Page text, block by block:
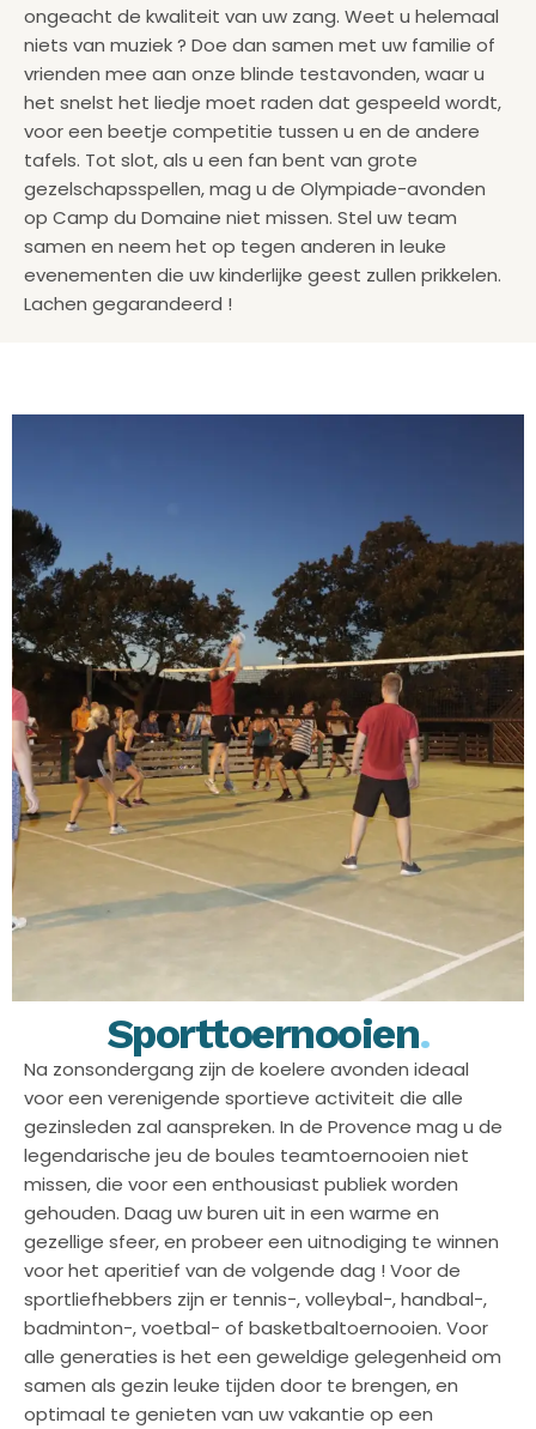
ongeacht de kwaliteit van uw zang. Weet u helemaal
niets van muziek ? Doe dan samen met uw familie of
vrienden mee aan onze blinde testavonden, waar u
het snelst het liedje moet raden dat gespeeld wordt,
voor een beetje competitie tussen u en de andere
tafels. Tot slot, als u een fan bent van grote
gezelschapsspellen, mag u de Olympiade-avonden
op Camp du Domaine niet missen. Stel uw team
samen en neem het op tegen anderen in leuke
evenementen die uw kinderlijke geest zullen prikkelen.
Lachen gegarandeerd !
Sporttoernooien.
Na zonsondergang zijn de koelere avonden ideaal
voor een verenigende sportieve activiteit die alle
gezinsleden zal aanspreken. In de Provence mag u de
legendarische jeu de boules teamtoernooien niet
missen, die voor een enthousiast publiek worden
gehouden. Daag uw buren uit in een warme en
gezellige sfeer, en probeer een uitnodiging te winnen
voor het aperitief van de volgende dag ! Voor de
sportliefhebbers zijn er tennis-, volleybal-, handbal-,
badminton-, voetbal- of basketbaltoernooien. Voor
alle generaties is het een geweldige gelegenheid om
samen als gezin leuke tijden door te brengen, en
optimaal te genieten van uw vakantie op een